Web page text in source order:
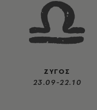
ΖΥΓΟΣ
23.09-22.10